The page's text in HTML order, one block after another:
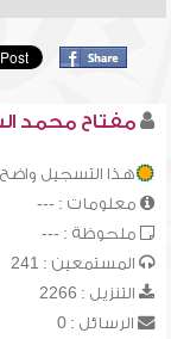
مفتاح محمد
هذا التسجيل
معلومات : ---
ملحوظة : ---
المستمعين : 241
التنزيل : 2266
الرسائل : 0